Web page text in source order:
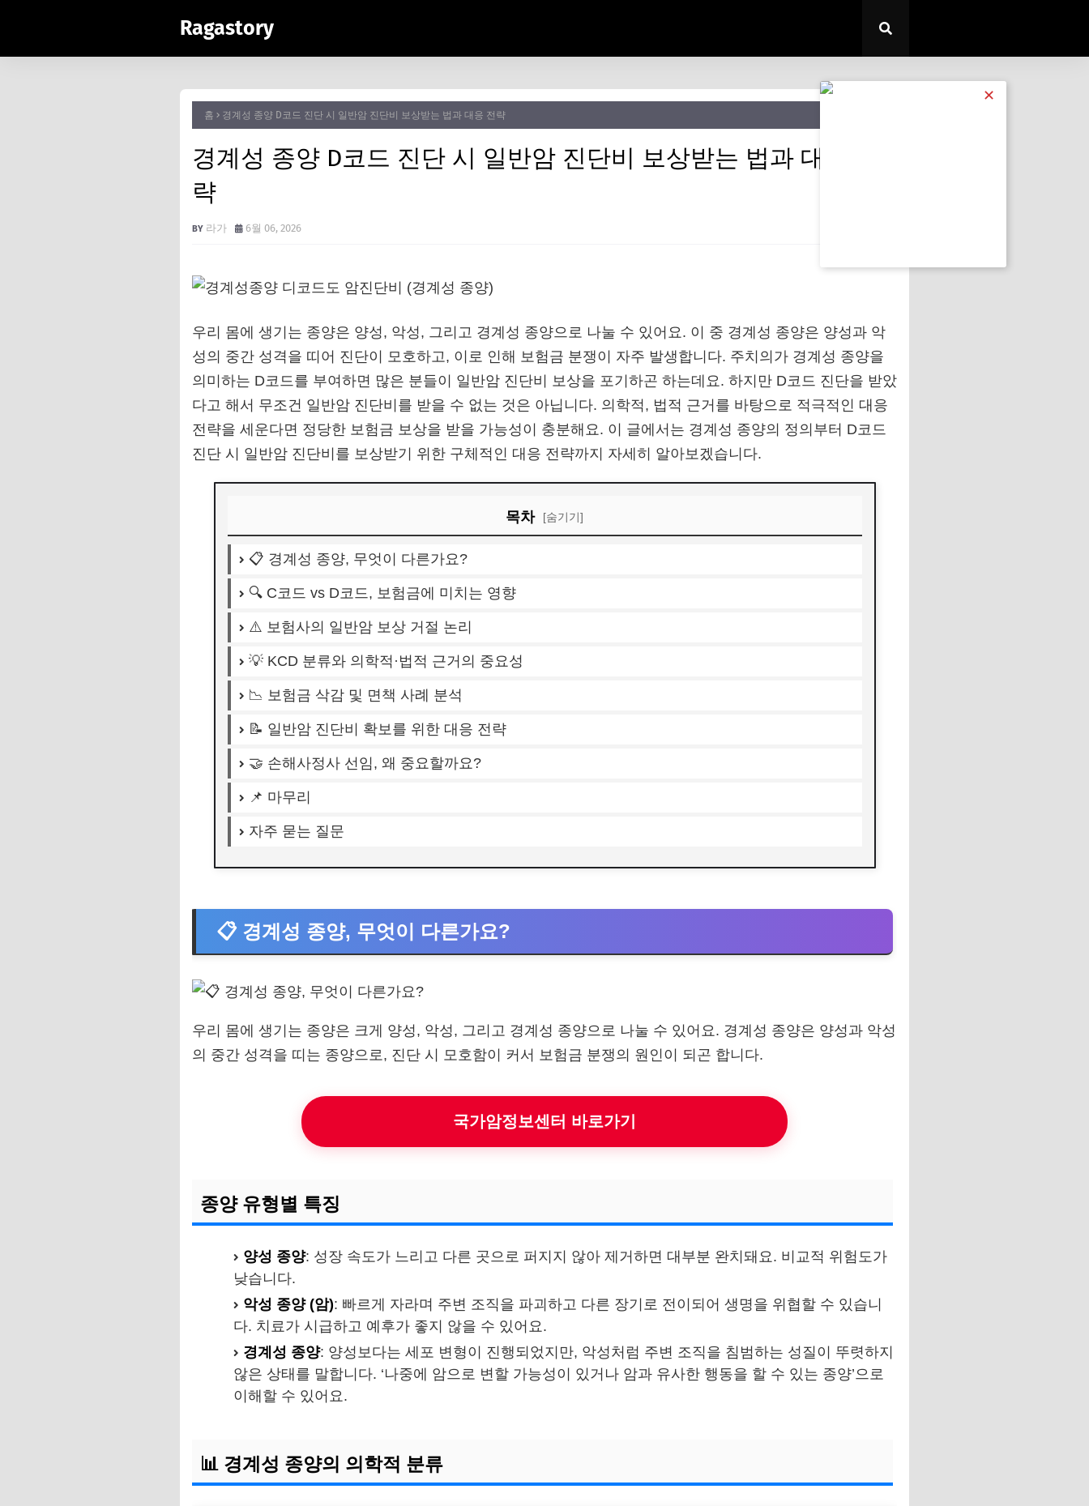
Ragastory
홈 경계성 종양 D코드 진단 시 일반암 진단비 보상받는 법과 대응 전략
경계성 종양 D코드 진단 시 일반암 진단비 보상받는 법과 대응 전
략
라가 6월 06, 2026
우리 몸에 생기는 종양은 양성, 악성, 그리고 경계성 종양으로 나눌 수 있어요. 이 중 경계성 종양은 양성과 악
성의 중간 성격을 띠어 진단이 모호하고, 이로 인해 보험금 분쟁이 자주 발생합니다. 주치의가 경계성 종양을
의미하는 D코드를 부여하면 많은 분들이 일반암 진단비 보상을 포기하곤 하는데요. 하지만 D코드 진단을 받았
다고 해서 무조건 일반암 진단비를 받을 수 없는 것은 아닙니다. 의학적, 법적 근거를 바탕으로 적극적인 대응
전략을 세운다면 정당한 보험금 보상을 받을 가능성이 충분해요. 이 글에서는 경계성 종양의 정의부터 D코드
진단 시 일반암 진단비를 보상받기 위한 구체적인 대응 전략까지 자세히 알아보겠습니다.
목차 [숨기기]
📋 경계성 종양, 무엇이 다른가요?
🔍 C코드 vs D코드, 보험금에 미치는 영향
⚠️ 보험사의 일반암 보상 거절 논리
💡 KCD 분류와 의학적·법적 근거의 중요성
📉 보험금 삭감 및 면책 사례 분석
📝 일반암 진단비 확보를 위한 대응 전략
🤝 손해사정사 선임, 왜 중요할까요?
📌 마무리
자주 묻는 질문
📋 경계성 종양, 무엇이 다른가요?
우리 몸에 생기는 종양은 크게 양성, 악성, 그리고 경계성 종양으로 나눌 수 있어요. 경계성 종양은 양성과 악성
의 중간 성격을 띠는 종양으로, 진단 시 모호함이 커서 보험금 분쟁의 원인이 되곤 합니다.
국가암정보센터 바로가기
종양 유형별 특징
양성 종양: 성장 속도가 느리고 다른 곳으로 퍼지지 않아 제거하면 대부분 완치돼요. 비교적 위험도가
낮습니다.
악성 종양 (암): 빠르게 자라며 주변 조직을 파괴하고 다른 장기로 전이되어 생명을 위협할 수 있습니
다. 치료가 시급하고 예후가 좋지 않을 수 있어요.
경계성 종양: 양성보다는 세포 변형이 진행되었지만, 악성처럼 주변 조직을 침범하는 성질이 뚜렷하지
않은 상태를 말합니다. ‘나중에 암으로 변할 가능성이 있거나 암과 유사한 행동을 할 수 있는 종양’으로
이해할 수 있어요.
📊 경계성 종양의 의학적 분류
✕